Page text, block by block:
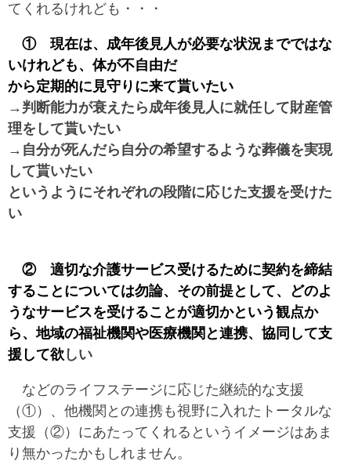
てくれるけれども・・・
① 現在は、成年後見人が必要な状況までではな
いけれども、体が不自由だ
から定期的に見守りに来て貰いたい
→判断能力が衰えたら成年後見人に就任して財産管
理をして貰いたい
→自分が死んだら自分の希望するような葬儀を実現
して貰いたい
というようにそれぞれの段階に応じた支援を受けた
い
② 適切な介護サービス受けるために契約を締結
することについては勿論、その前提として、どのよ
うなサービスを受けることが適切かという観点か
ら、地域の福祉機関や医療機関と連携、協同して支
援して欲 しい
などのライフステージに応じた継続的な支援
（①）、他機関との連携も視野に入れたトータルな
支援（②）にあたってくれるというイメージはあま
り無かったかもしれません。